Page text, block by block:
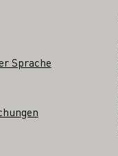
Sprache